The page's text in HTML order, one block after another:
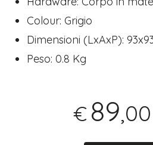
Colour: Grigio
Dimensioni (LxAxP):
Peso: 0.8 Kg
€ 89,00